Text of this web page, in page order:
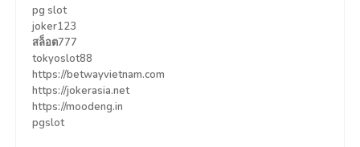
pg slot
joker123
สล็อต777
tokyoslot88
https://betwayvietnam.com
https://jokerasia.net
https://moodeng.in
pgslot